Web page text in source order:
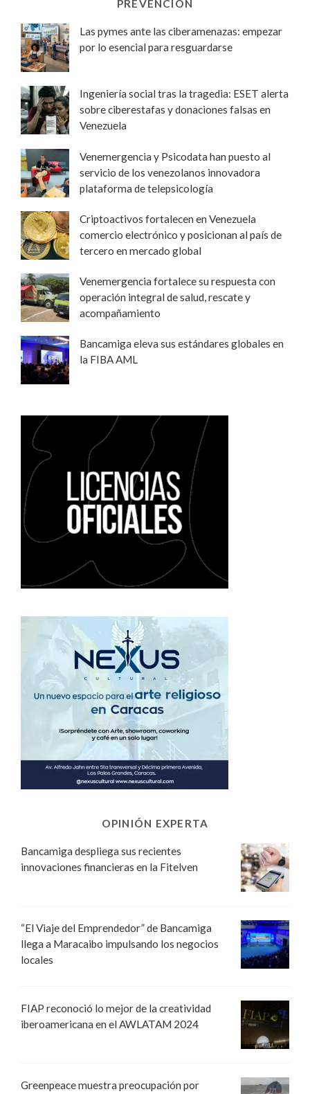
PREVENCIÓN
Las pymes ante las ciberamenazas: empezar
por lo esencial para resguardarse
Ingeniería social tras la tragedia: ESET alerta
sobre ciberestafas y donaciones falsas en
Venezuela
Venemergencia y Psicodata han puesto al
servicio de los venezolanos innovadora
plataforma de telepsicología
Criptoactivos fortalecen en Venezuela
comercio electrónico y posicionan al país de
tercero en mercado global
Venemergencia fortalece su respuesta con
operación integral de salud, rescate y
acompañamiento
Bancamiga eleva sus estándares globales en
la FIBA AML
OPINIÓN EXPERTA
Bancamiga despliega sus recientes
innovaciones financieras en la Fitelven
“El Viaje del Emprendedor” de Bancamiga
llega a Maracaibo impulsando los negocios
locales
FIAP reconoció lo mejor de la creatividad
iberoamericana en el AWLATAM 2024
Greenpeace muestra preocupación por